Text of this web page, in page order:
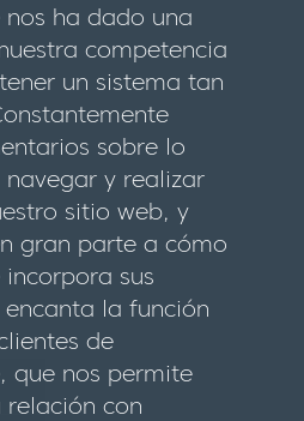
nos ha dado una
competencia
un sistema tan
sobre lo
navegar y realizar
sitio web, y
gran parte a cómo
incorpora sus
encanta la función
de
que nos permite
relación con